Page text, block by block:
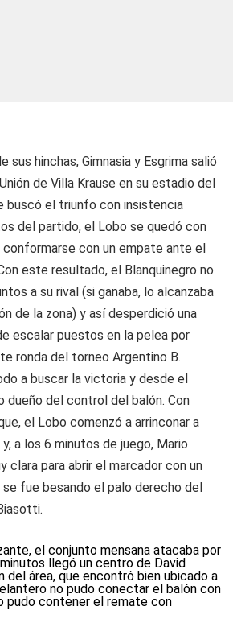
sus hinchas, Gimnasia y Esgrima salió
de Villa Krause en su estadio del
buscó el triunfo con insistencia
del partido, el Lobo se quedó con
conformarse con un empate ante el
este resultado, el Blanquinegro no
a su rival (si ganaba, lo alcanzaba
de la zona) y así desperdició una
escalar puestos en la pelea por
ronda del torneo Argentino B.
a buscar la victoria y desde el
dueño del control del balón. Con
el Lobo comenzó a arrinconar a
a los 6 minutos de juego, Mario
clara para abrir el marcador con un
fue besando el palo derecho del
el conjunto mensana atacaba por
llegó un centro de David
del área, que encontró bien ubicado a
no pudo conectar el balón con
pudo contener el remate con